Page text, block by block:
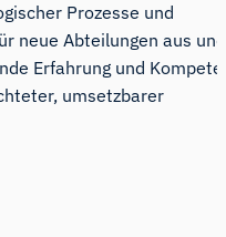
Prozesse und
neue Abteilungen aus und
Erfahrung und
umsetzbarer